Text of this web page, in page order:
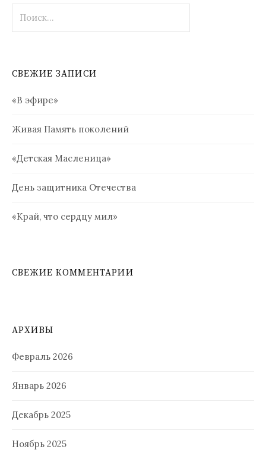
СВЕЖИЕ ЗАПИСИ
«В эфире»
Живая Память поколений
«Детская Масленица»
День защитника Отечества
«Край, что сердцу мил»
СВЕЖИЕ КОММЕНТАРИИ
АРХИВЫ
Февраль 2026
Январь 2026
Декабрь 2025
Ноябрь 2025